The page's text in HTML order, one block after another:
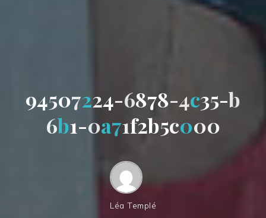
94507224-6878-4c35-b
6b1-0a71f2b5c000
Léa Templé